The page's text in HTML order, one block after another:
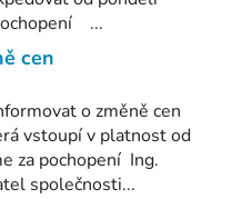
...
cen
o změně cen
vstoupí v platnost od
za pochopení Ing.
společnosti...